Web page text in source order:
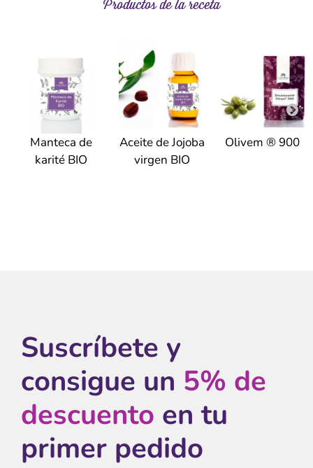
Productos de la receta
Manteca de
karité BIO
Aceite de Jojoba
virgen BIO
Olivem ® 900
Suscríbete y
consigue un 5% de
descuento en tu
primer pedido